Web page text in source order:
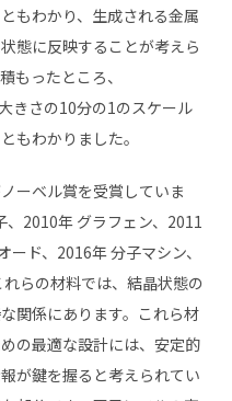
もわかり、生成される金属
態に反映することが考えら
もったところ、
きさの10分の1のスケール
もわかりました。
ーベル賞を受賞していま
2010年 グラフェン、2011
ド、2016年 分子マシン、
らの材料では、結晶状態の
関係にあります。これら材
の最適な設計には、安定的
が鍵を握ると考えられてい